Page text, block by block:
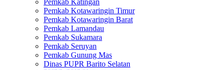
Pemkab Katingan
Pemkab Kotawaringin Timur
Pemkab Kotawaringin Barat
Pemkab Lamandau
Pemkab Sukamara
Pemkab Seruyan
Pemkab Gunung Mas
Dinas PUPR Barito Selatan